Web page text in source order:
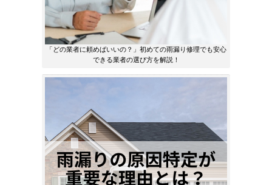
「どの業者に頼めばいいの？」初めての雨漏り修理でも安心
できる業者の選び方を解説！